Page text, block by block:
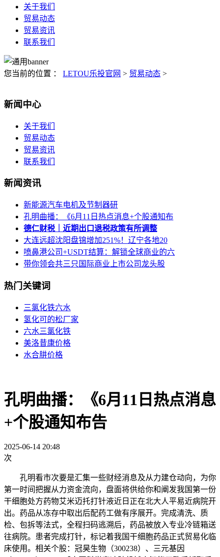
关于我们
贸易动态
贸易资讯
联系我们
您当前的位置 ： LETOU乐投官网 > 贸易动态 >
新闻中心
关于我们
贸易动态
贸易资讯
联系我们
新闻资讯
新能源汽车电机及节制器研
孔明曲播：《6月11日热点消息+个股通知布
德仁财税｜近期出口退税政策有所调整
大连远超沈阳盘锦增加251%！辽宁各地20
喷鼻港公司+USDT结算：解锁全球商业的六
带你领会共三只国际商业上市公司龙头股
热门关键词
三氯化铁六水
氢化可的松厂家
六水三氯化铁
美洛昔康价格
水合肼价格
孔明曲播：《6月11日热点消息
+个股通知布告
2025-06-14 20:48
次
孔明看市次要是汇集一些财经消息及从力建仓动向，为你
第一时间把握从力资金流向，盘面将供给你和阐发我国第一份
干细胞处方药物艾米迈托打针液近日正在北大人平易近病院开
出。药品从冻存中取出后配药工做有序展开。完成清洗、质
检、包拆等法式，全程扫码逃溯后，药品被放入专业冷链箱送
往病院。患者完成打针，标记着我国干细胞药品正式贸易化临
床使用。相关个股：冠昊生物（300238）、三元基因